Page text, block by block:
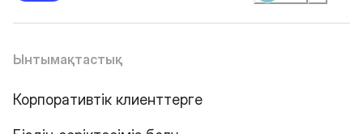
Ынтымақтастық
Корпоративтік клиенттерге